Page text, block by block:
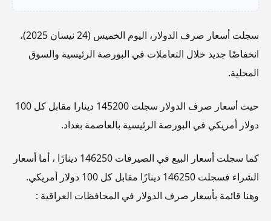
سجلت أسعار صرف الدولار، اليوم الخميس (24 نيسان 2025)،
انخفاضًا جديد خلال التعاملات في البورصة الرئيسية والسوق
المحلية.
حيث أسعار صرف الدولار سجلت 145200 دينارا مقابل كل 100
دولار أمريكي في البورصة الرئيسية بالعاصمة بغداد.
كما سجلت أسعار البيع في الصيرفات 146250 دينارًا ، أما أسعار
الشراء فسجلت 146250 دينارًا مقابل كل 100 دولار أمريكي.
وهنا قائمة بأسعار صرف الدولار في المحافظات العراقية :